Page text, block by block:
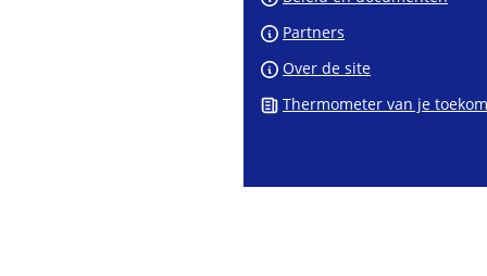
Partners
Over de site
Thermometer van je